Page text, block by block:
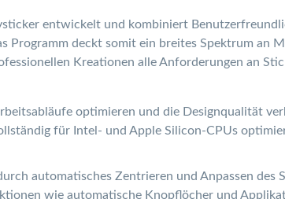
entwickelt und kombiniert
deckt somit ein breites Spektrum an
Kreationen alle Anforderungen an
optimieren und die Designqualität
für Intel- und Apple Silicon-CPUs
automatisches Zentrieren und Anpassen des
wie automatische Knopflöcher und